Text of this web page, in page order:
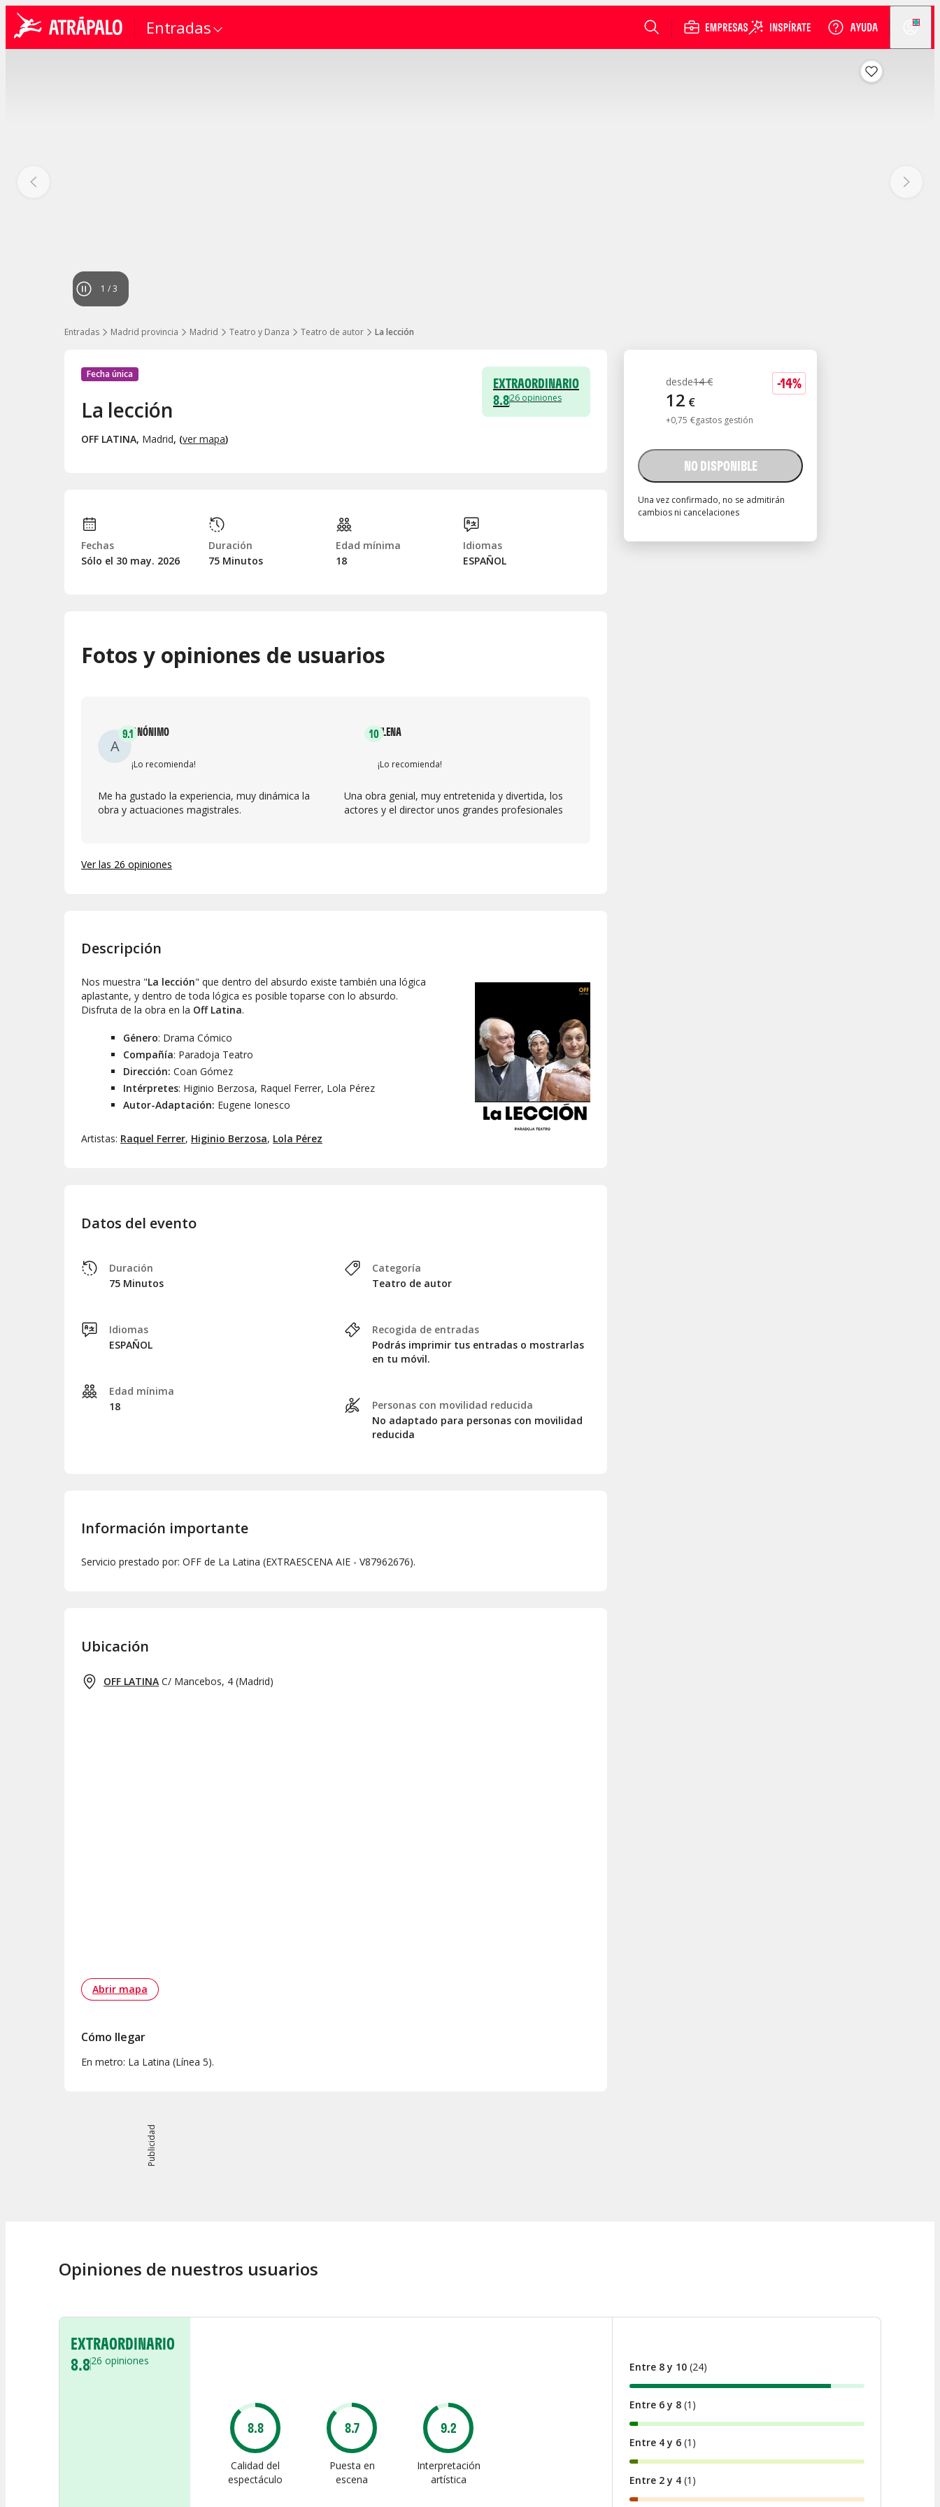
Entradas
1 /3
Entradas Madrid provincia Madrid Teatro y Danza Teatro de autor La lección
-14%
desde14 €
12 €
+0,75 €gastos gestión
NO DISPONIBLE
Una vez confirmado, no se admitirán
cambios ni cancelaciones
Fecha única
La lección
OFF LATINA, Madrid, (ver mapa)
EXTRAORDINARIO
8.826 opiniones
Fechas
Sólo el 30 may. 2026
Duración
75 Minutos
Edad mínima
18
Idiomas
ESPAÑOL
Fotos y opiniones de usuarios
A
9.1ANÓNIMO
¡Lo recomienda!
Me ha gustado la experiencia, muy dinámica la
obra y actuaciones magistrales.
10ELENA
¡Lo recomienda!
Una obra genial, muy entretenida y divertida, los
actores y el director unos grandes profesionales
Ver las 26 opiniones
Descripción
Nos muestra "La lección" que dentro del absurdo existe también una lógica
aplastante, y dentro de toda lógica es posible toparse con lo absurdo.
Disfruta de la obra en la Off Latina.
Género: Drama Cómico
Compañía: Paradoja Teatro
Dirección: Coan Gómez
Intérpretes: Higinio Berzosa, Raquel Ferrer, Lola Pérez
Autor-Adaptación: Eugene Ionesco
Artistas: Raquel Ferrer, Higinio Berzosa, Lola Pérez
Datos del evento
Duración
75 Minutos
Idiomas
ESPAÑOL
Edad mínima
18
Categoría
Teatro de autor
Recogida de entradas
Podrás imprimir tus entradas o mostrarlas
en tu móvil.
Personas con movilidad reducida
No adaptado para personas con movilidad
reducida
Información importante
Servicio prestado por: OFF de La Latina (EXTRAESCENA AIE - V87962676).
Ubicación
OFF LATINA C/ Mancebos, 4 (Madrid)
Abrir mapa
Cómo llegar
En metro: La Latina (Línea 5).
Publicidad
Opiniones de nuestros usuarios
EXTRAORDINARIO
8.826 opiniones
8.8
Calidad del
espectáculo
8.7
Puesta en
escena
9.2
Interpretación
artística
Entre 8 y 10 (24)
Entre 6 y 8 (1 )
Entre 4 y 6 (1 )
Entre 2 y 4 (1 )